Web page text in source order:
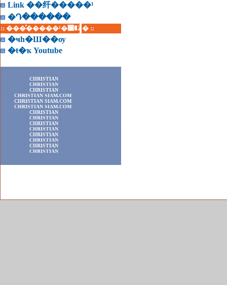
Link ��纤�����¹
�Դ������
:: ���ͤ�����¹�͹�Ź� ::
�ҹһ�Ш��ѹ
�ŧ�ҡ Youtube
CHRISTIAN
CHRISTIAN
CHRISTIAN
CHRISTIAN SIAM.COM
CHRISTIAN SIAM.COM
CHRISTIAN SIAM.COM
CHRISTIAN
CHRISTIAN
CHRISTIAN
CHRISTIAN
CHRISTIAN
CHRISTIAN
CHRISTIAN
CHRISTIAN